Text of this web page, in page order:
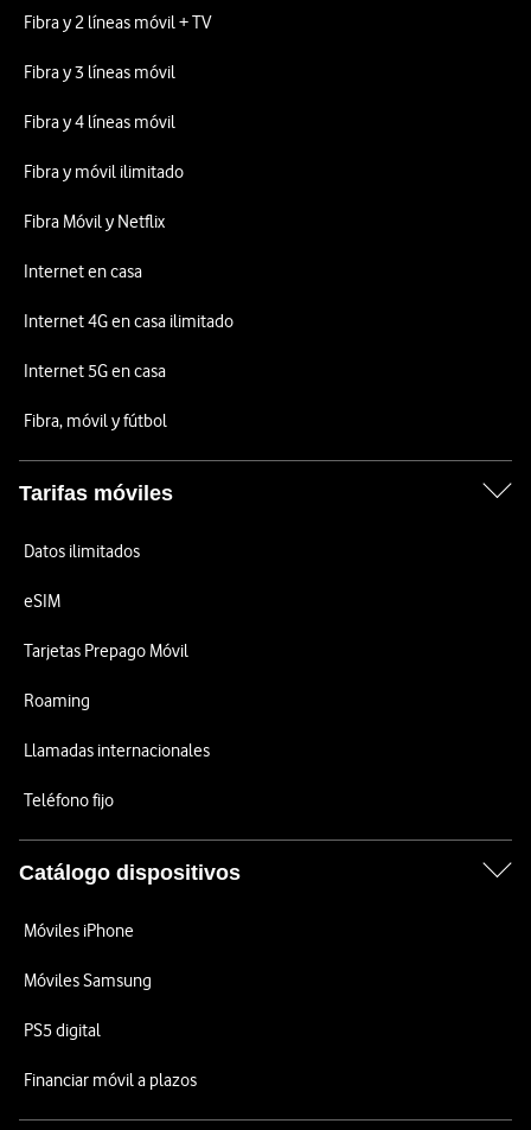
Fibra y 2 líneas móvil + TV
Fibra y 3 líneas móvil
Fibra y 4 líneas móvil
Fibra y móvil ilimitado
Fibra Móvil y Netflix
Internet en casa
Internet 4G en casa ilimitado
Internet 5G en casa
Fibra, móvil y fútbol
Tarifas móviles
Datos ilimitados
eSIM
Tarjetas Prepago Móvil
Roaming
Llamadas internacionales
Teléfono fijo
Catálogo dispositivos
Móviles iPhone
Móviles Samsung
PS5 digital
Financiar móvil a plazos